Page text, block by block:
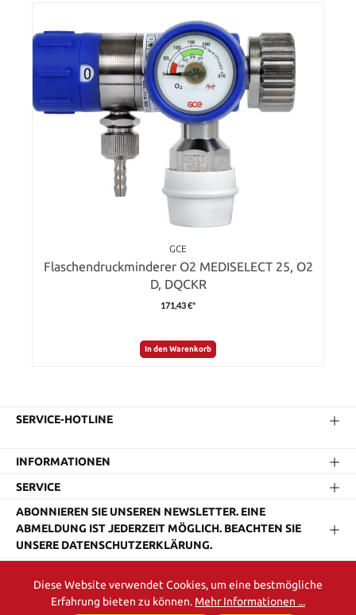
GCE
Flaschendruckminderer O2 MEDISELECT 25, O2
D, DQCKR
171,43 €*
In den Warenkorb
SERVICE-HOTLINE
INFORMATIONEN
SERVICE
ABONNIEREN SIE UNSEREN NEWSLETTER. EINE
ABMELDUNG IST JEDERZEIT MÖGLICH. BEACHTEN SIE
UNSERE DATENSCHUTZERKLÄRUNG.
* Alle Preise exkl. gesetzl. Mehrwertsteuer zzgl. Versandkosten
ggf. Nachnahmegebühren, wenn nicht anders angegeben.
Diese Website verwendet Cookies, um eine bestmögliche
Erfahrung bieten zu können. Mehr Informationen ...